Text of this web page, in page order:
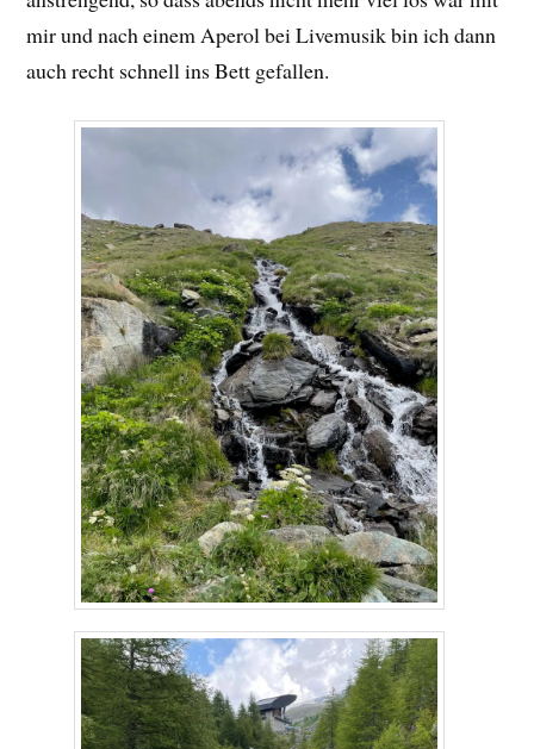
mir und nach einem Aperol bei Livemusik bin ich dann
auch recht schnell ins Bett gefallen.